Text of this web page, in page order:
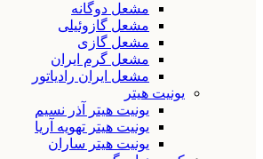
مشعل دوگانه
مشعل گازوئیلی
مشعل گازی
مشعل گرم ایران
مشعل ایران رادیاتور
یونیت هیتر
یونیت هیتر آذر نسیم
یونیت هیتر تهویه آریا
یونیت هیتر ساران